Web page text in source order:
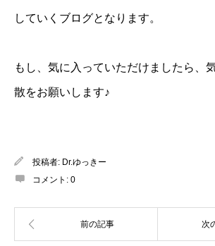
していくブログとなります。
もし、気に入っていただけましたら、
散をお願いします♪
投稿者: Dr.ゆっきー
コメント: 0